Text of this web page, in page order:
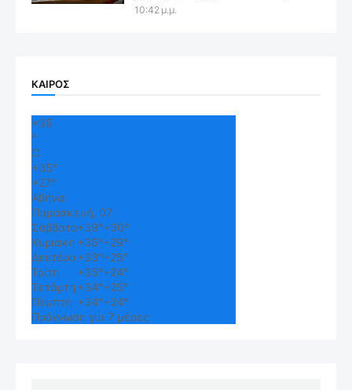
10:42 μ.μ.
ΚΑΙΡΟΣ
+35
°
C
+35°
+27°
Αθήνα
Παρασκευή, 07
Σάββατο+39°+30°
Κυριακή +35°+29°
Δευτέρα+33°+25°
Τρίτη
+35°+24°
Τετάρτη +34°+25°
Πέμπτη +34°+24°
Πρόγνωση για 7 μέρες